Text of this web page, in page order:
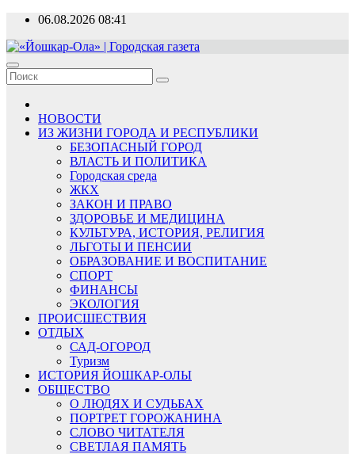
Перейти
содержимому
06.08.2026 08:41
«Йошкар-Ола» | Городская газета
Новости, события, люди
НОВОСТИ
ИЗ ЖИЗНИ ГОРОДА И РЕСПУБЛИКИ
БЕЗОПАСНЫЙ ГОРОД
ВЛАСТЬ И ПОЛИТИКА
Городская среда
ЖКХ
ЗАКОН И ПРАВО
ЗДОРОВЬЕ И МЕДИЦИНА
КУЛЬТУРА, ИСТОРИЯ, РЕЛИГИЯ
ЛЬГОТЫ И ПЕНСИИ
ОБРАЗОВАНИЕ И ВОСПИТАНИЕ
СПОРТ
ФИНАНСЫ
ЭКОЛОГИЯ
ПРОИСШЕСТВИЯ
ОТДЫХ
САД-ОГОРОД
Туризм
ИСТОРИЯ ЙОШКАР-ОЛЫ
ОБЩЕСТВО
О ЛЮДЯХ И СУДЬБАХ
ПОРТРЕТ ГОРОЖАНИНА
СЛОВО ЧИТАТЕЛЯ
СВЕТЛАЯ ПАМЯТЬ